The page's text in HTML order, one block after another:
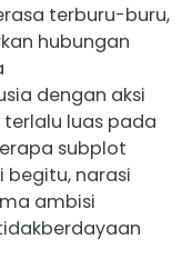
terburu-buru,
hubungan
dengan aksi
luas pada
subplot
begitu, narasi
ambisi